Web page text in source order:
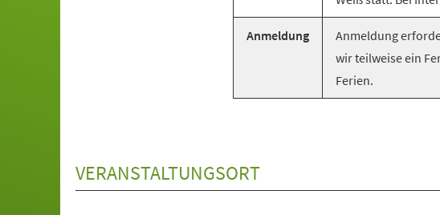
Anmeldung
Anmeldung
wir teilweise ein
Ferien.
VERANSTALTUNGSORT